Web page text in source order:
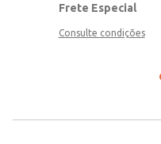
Frete Especial
Consulte condições